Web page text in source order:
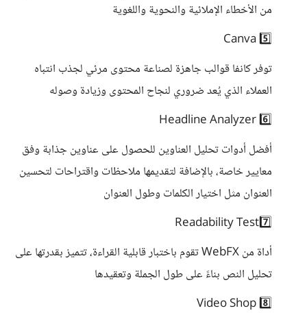
من الأخطاء الإملائية والنحوية واللغوية
5️⃣ Canva
توفر كانفا قوالب جاهزة لصناعة محتوى مرئي لجذب انتباه
العملاء الذي يُعد ضروري لنجاح المحتوى وزيادة وصوله
6️⃣ Headline Analyzer
أفضل أدوات تحليل العناوين للحصول على عناوين جذابة وفق
معايير خاصة، بالإضافة لتقديمها ملاحظات واقتراحات لتحسين
العنوان مثل اختيار الكلمات وطول العنوان
Readability Test7️⃣
أداة من WebFX تقوم باختبار قابلية القراءة، تتميز بقدرتها على
تحليل النص بناءً على طول الجملة وتعقيدها
8️⃣ Video Shop